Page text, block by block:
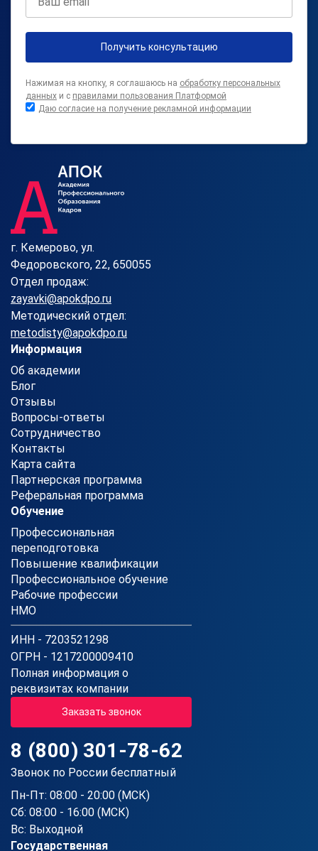
Получить консультацию
Нажимая на кнопку, я соглашаюсь на обработку персональных
данных и с правилами пользования Платформой
Даю согласие на получение рекламной информации
г. Кемерово, ул.
Федоровского, 22, 650055
Отдел продаж:
zayavki@apokdpo.ru
Методический отдел:
metodisty@apokdpo.ru
Информация
Об академии
Блог
Отзывы
Вопросы-ответы
Сотрудничество
Контакты
Карта сайта
Партнерская программа
Реферальная программа
Обучение
Профессиональная
переподготовка
Повышение квалификации
Профессиональное обучение
Рабочие профессии
НМО
ИНН - 7203521298
ОГРН - 1217200009410
Полная информация о
реквизитах компании
Заказать звонок
8 (800) 301-78-62
Звонок по России бесплатный
Пн-Пт: 08:00 - 20:00 (МСК)
Сб: 08:00 - 16:00 (МСК)
Вс: Выходной
Государственная